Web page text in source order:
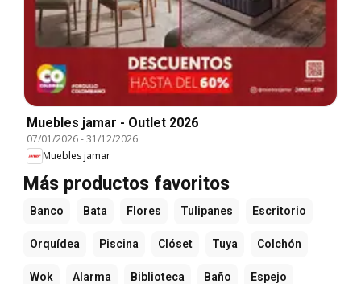
Muebles jamar - Outlet 2026
07/01/2026-31/12/2026
Muebles jamar
Más productos favoritos
Banco Bata Flores Tulipanes Escritorio
Orquídea Piscina Clóset Tuya Colchón
Wok Alarma Biblioteca Baño Espejo